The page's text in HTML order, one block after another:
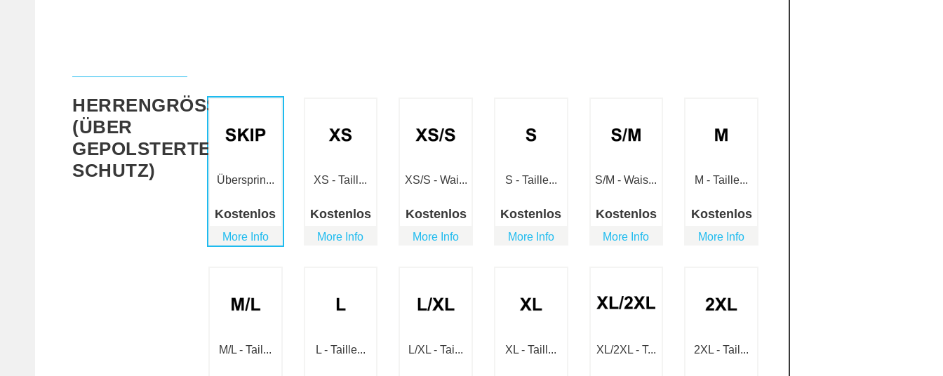
HERRENGRÖSSE (
ÜBER G
EPOLSTERTEM S
CHUTZ)
Übersprin...
Kostenlos
More Info
XS - Taill...
Kostenlos
More Info
XS/S - Wai...
Kostenlos
More Info
S - Taille...
Kostenlos
More Info
S/M - Wais...
Kostenlos
More Info
M - Taille...
Kostenlos
More Info
M/L - Tail... L - Taille... L/XL - Tai... XL - Taill... XL/2XL - T... 2XL - Tail...